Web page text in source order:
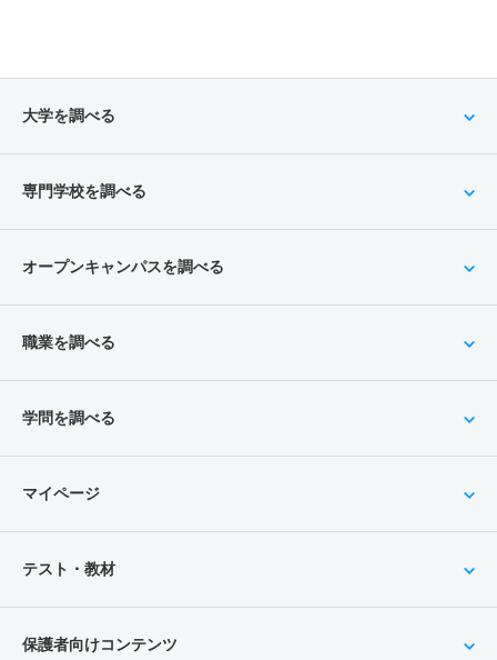
大学を調べる
専門学校を調べる
オープンキャンパスを調べる
職業を調べる
学問を調べる
マイページ
テスト・教材
保護者向けコンテンツ